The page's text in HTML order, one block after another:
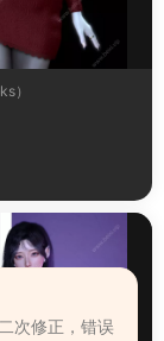
）
次修正，错误